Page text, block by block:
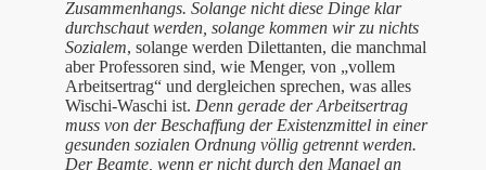
Zusammenhangs. Solange nicht diese Dinge klar
durchschaut werden, solange kommen wir zu nichts
Sozialem, solange werden Dilettanten, die manchmal
aber Professoren sind, wie Menger, von „vollem
Arbeitsertrag“ und dergleichen sprechen, was alles
Wischi-Waschi ist. Denn gerade der Arbeitsertrag
muss von der Beschaffung der Existenzmittel in einer
gesunden sozialen Ordnung völlig getrennt werden.
Der Beamte, wenn er nicht durch den Mangel an